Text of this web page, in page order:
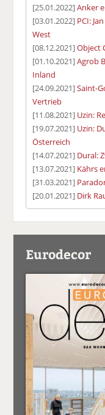
[25.01.2022]Anker
[03.01.2022] PCI:
West
[08.12.2021]Object
[01.10.2021]Agrob
Inland
[24.09.2021]Saint-
Vertrieb
[11.08.2021] Uzin:
[19.07.2021] Uzin:
Österreich
[14.07.2021] Dural:
[13.07.2021] Kährs
[31.03.2021]
[20.01.2021] Dirk
Eurodecor